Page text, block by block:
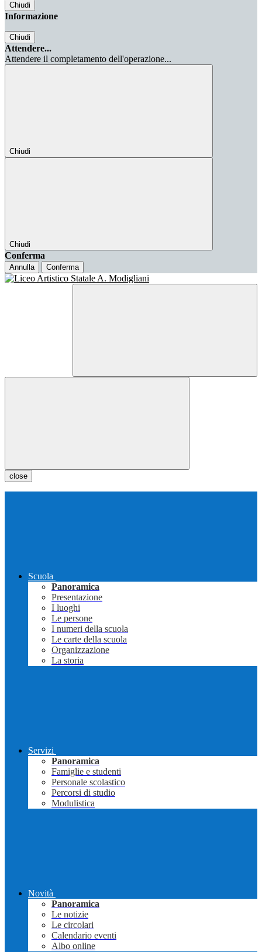
Chiudi
Informazione
Chiudi
Attendere...
Attendere il completamento dell'operazione...
Chiudi
Chiudi
Conferma
Annulla Conferma
close
Scuola
Panoramica
Presentazione
I luoghi
Le persone
I numeri della scuola
Le carte della scuola
Organizzazione
La storia
Servizi
Panoramica
Famiglie e studenti
Personale scolastico
Percorsi di studio
Modulistica
Novità
Panoramica
Le notizie
Le circolari
Calendario eventi
Albo online